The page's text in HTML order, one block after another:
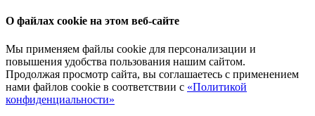
О файлах cookie на этом веб-сайте
Мы применяем файлы cookie для персонализации и
повышения удобства пользования нашим сайтом.
Продолжая просмотр сайта, вы соглашаетесь с применением
нами файлов cookie в соответствии с «Политикой
конфиденциальности»